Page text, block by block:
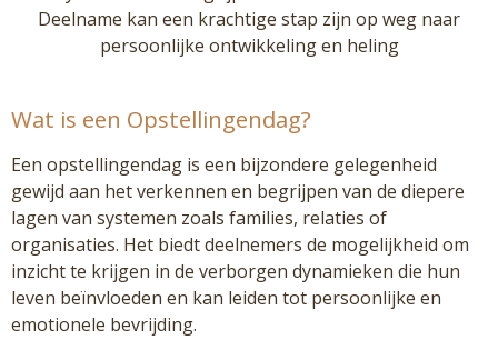
Deelname kan een krachtige stap zijn op weg naar
persoonlijke ontwikkeling en heling
Wat is een Opstellingendag?
Een opstellingendag is een bijzondere gelegenheid
gewijd aan het verkennen en begrijpen van de diepere
lagen van systemen zoals families, relaties of
organisaties. Het biedt deelnemers de mogelijkheid om
inzicht te krijgen in de verborgen dynamieken die hun
leven beïnvloeden en kan leiden tot persoonlijke en
emotionele bevrijding.